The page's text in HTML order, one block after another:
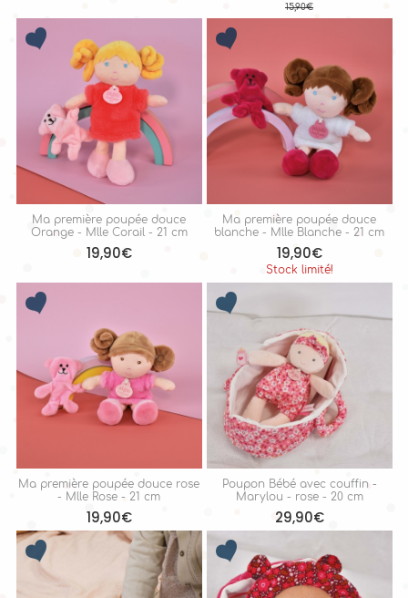
15,90€
Ma première poupée douce
Orange - Mlle Corail - 21 cm
19,90€
Ma première poupée douce
blanche - Mlle Blanche - 21 cm
19,90€
Stock limité!
Ma première poupée douce rose
- Mlle Rose - 21 cm
19,90€
Poupon Bébé avec couffin -
Marylou - rose - 20 cm
29,90€